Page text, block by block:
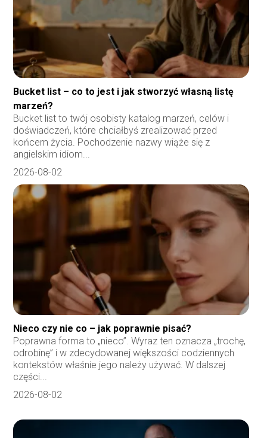
Bucket list – co to jest i jak stworzyć własną listę
marzeń?
Bucket list to twój osobisty katalog marzeń, celów i
doświadczeń, które chciałbyś zrealizować przed
końcem życia. Pochodzenie nazwy wiąże się z
angielskim idiom...
2026-08-02
Nieco czy nie co – jak poprawnie pisać?
Poprawna forma to „nieco”. Wyraz ten oznacza „trochę,
odrobinę” i w zdecydowanej większości codziennych
kontekstów właśnie jego należy używać. W dalszej
części...
2026-08-02